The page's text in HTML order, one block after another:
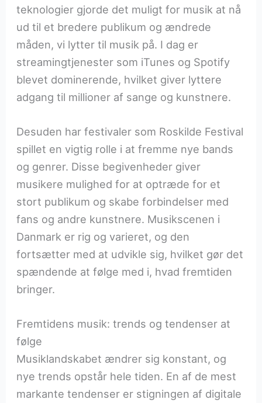
teknologier gjorde det muligt for musik at nå
ud til et bredere publikum og ændrede
måden, vi lytter til musik på. I dag er
streamingtjenester som iTunes og Spotify
blevet dominerende, hvilket giver lyttere
adgang til millioner af sange og kunstnere.
Desuden har festivaler som Roskilde Festival
spillet en vigtig rolle i at fremme nye bands
og genrer. Disse begivenheder giver
musikere mulighed for at optræde for et
stort publikum og skabe forbindelser med
fans og andre kunstnere. Musikscenen i
Danmark er rig og varieret, og den
fortsætter med at udvikle sig, hvilket gør det
spændende at følge med i, hvad fremtiden
bringer.
Fremtidens musik: trends og tendenser at
følge
Musiklandskabet ændrer sig konstant, og
nye trends opstår hele tiden. En af de mest
markante tendenser er stigningen af digitale